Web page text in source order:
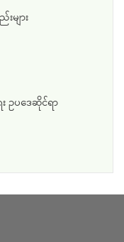
များ
ဥပဒေဆိုင်ရာ